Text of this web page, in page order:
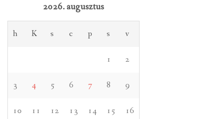
2026. augusztus
h K s c p s v
1 2
3 4 5 6 7 8 9
10 11 12 13 14 15 16